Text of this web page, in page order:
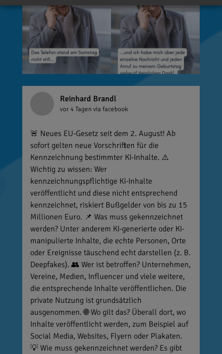
Reinhard Brandl
vor 4 Tagen via facebook
🚨 Neues EU-Gesetz seit dem 2. August! Ab
sofort gelten neue Vorschriften für die
Kennzeichnung bestimmter KI-Inhalte. ⚠️
Wichtig zu wissen: Wer
kennzeichnungspflichtige KI-Inhalte
veröffentlicht und diese nicht entsprechend
kennzeichnet, riskiert Bußgelder von bis zu 15
Millionen Euro. 📌 Was muss gekennzeichnet
werden? Unter anderem KI-generierte oder KI-
manipulierte Inhalte, die echte Personen, Orte
oder Ereignisse täuschend echt darstellen (z. B.
Deepfakes). 👥 Wer ist betroffen? Unternehmen,
Vereine, Medien, Influencer und viele weitere,
die entsprechende Inhalte veröffentlichen. Die
private Nutzung ist grundsätzlich
ausgenommen. 🌐 Wo gilt das? Überall dort, wo
Inhalte veröffentlicht werden, zum Beispiel auf
Social Media, Websites, Flyern oder Plakaten.
💡 Wie muss gekennzeichnet werden? Es gibt